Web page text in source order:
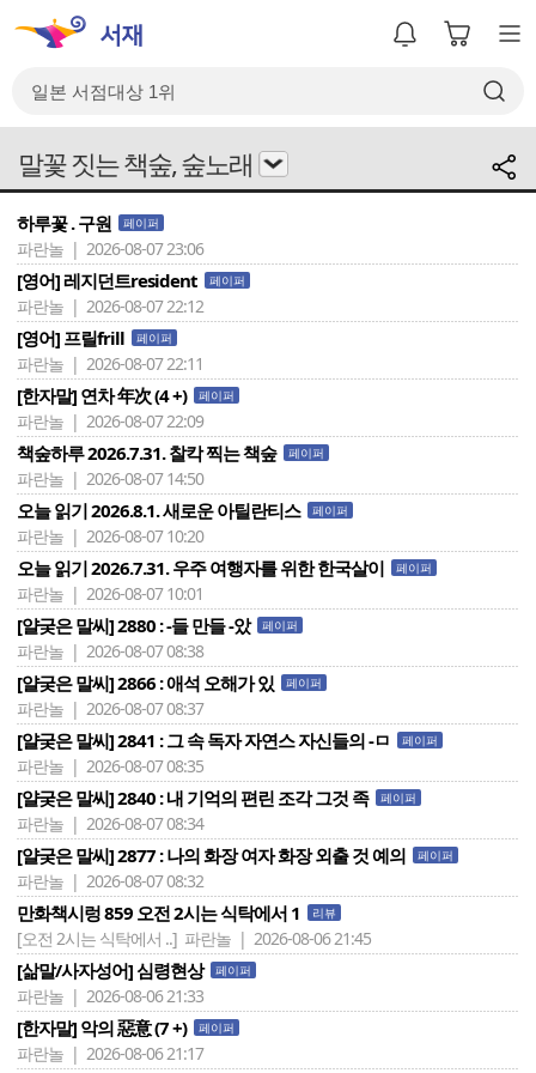
말꽃 짓는 책숲, 숲노래
하루꽃 . 구원 페이퍼
파란놀 | 2026-08-07 23:06
[영어] 레지던트resident 페이퍼
파란놀 | 2026-08-07 22:12
[영어] 프릴frill 페이퍼
파란놀 | 2026-08-07 22:11
[한자말] 연차 年次 (4 +) 페이퍼
파란놀 | 2026-08-07 22:09
책숲하루 2026.7.31. 찰칵 찍는 책숲 페이퍼
파란놀 | 2026-08-07 14:50
오늘 읽기 2026.8.1. 새로운 아틸란티스 페이퍼
파란놀 | 2026-08-07 10:20
오늘 읽기 2026.7.31. 우주 여행자를 위한 한국살이 페이퍼
파란놀 | 2026-08-07 10:01
[얄궂은 말씨] 2880 : -들 만들 -았 페이퍼
파란놀 | 2026-08-07 08:38
[얄궂은 말씨] 2866 : 애석 오해가 있 페이퍼
파란놀 | 2026-08-07 08:37
[얄궂은 말씨] 2841 : 그 속 독자 자연스 자신들의 -ㅁ 페이퍼
파란놀 | 2026-08-07 08:35
[얄궂은 말씨] 2840 : 내 기억의 편린 조각 그것 족 페이퍼
파란놀 | 2026-08-07 08:34
[얄궂은 말씨] 2877 : 나의 화장 여자 화장 외출 것 예의 페이퍼
파란놀 | 2026-08-07 08:32
만화책시렁 859 오전 2시는 식탁에서 1 리뷰
[오전 2시는 식탁에서 ..] 파란놀 | 2026-08-06 21:45
[삶말/사자성어] 심령현상 페이퍼
파란놀 | 2026-08-06 21:33
[한자말] 악의 惡意 (7 +) 페이퍼
파란놀 | 2026-08-06 21:17